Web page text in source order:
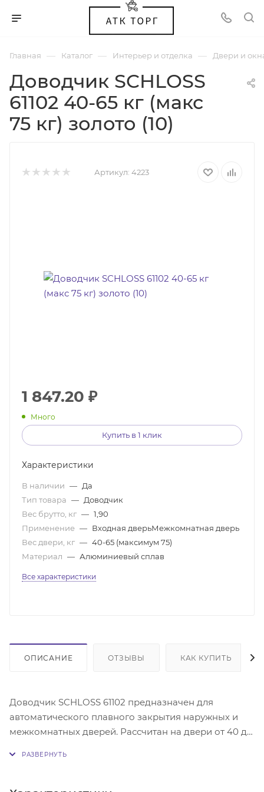
Главная — Каталог — Интерьер и отделка — Двери и
Доводчик SCHLOSS
61102 40-65 кг (макс
75 кг) золото (10)
Артикул: 4223
1 847.20 ₽
Много
Купить в 1 клик
Характеристики
В наличии — Да
Тип товара — Доводчик
Вес брутто, кг — 1,90
Применение — Входная дверьМежкомнатная дверь
Вес двери, кг — 40-65 (максимум 75)
Материал — Алюминиевый сплав
Все характеристики
ОПИСАНИЕ ОТЗЫВЫ КАК КУПИТЬ
Доводчик SCHLOSS 61102 предназначен для
автоматического плавного закрытия наружных и
межкомнатных дверей. Рассчитан на двери от 40 до